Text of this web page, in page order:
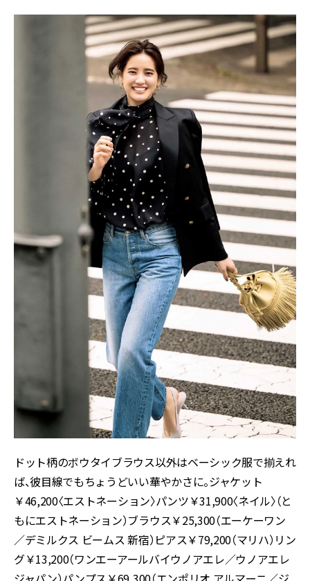
ドット柄のボウタイブラウス以外はベーシック服で揃えれ
ば、彼目線でもちょうどいい華やかさに。ジャケット
￥46,200〈エストネーション〉パンツ￥31,900〈ネイル〉（と
もにエストネーション）ブラウス￥25,300（エーケーワン
／デミルクス ビームス 新宿）ピアス￥79,200（マリハ）リン
グ￥13,200（ワンエーアールバイウノアエレ／ウノアエレ